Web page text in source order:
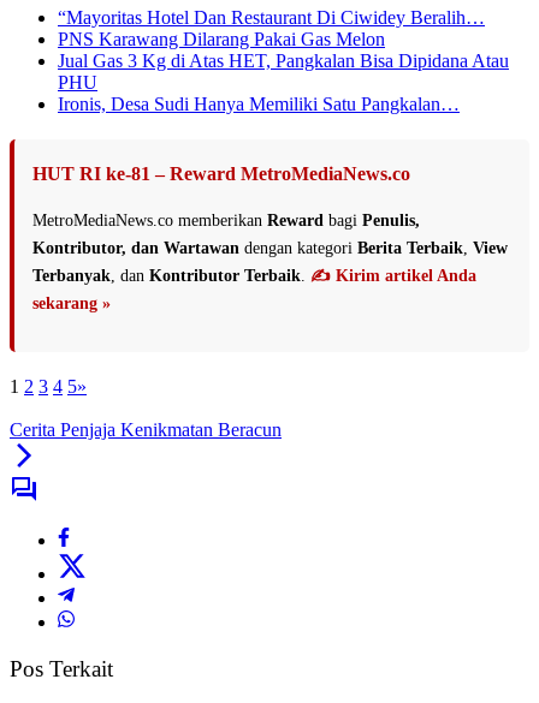
“Mayoritas Hotel Dan Restaurant Di Ciwidey Beralih…
PNS Karawang Dilarang Pakai Gas Melon
Jual Gas 3 Kg di Atas HET, Pangkalan Bisa Dipidana Atau
PHU
Ironis, Desa Sudi Hanya Memiliki Satu Pangkalan…
HUT RI ke-81 – Reward MetroMediaNews.co
MetroMediaNews.co memberikan Reward bagi Penulis,
Kontributor, dan Wartawan dengan kategori Berita Terbaik View
Terbanyak , dan Kontributor Terbaik ✍️ Kirim artikel Anda
sekarang »
1 2 3 4 5»
Cerita Penjaja Kenikmatan Beracun
Pos Terkait